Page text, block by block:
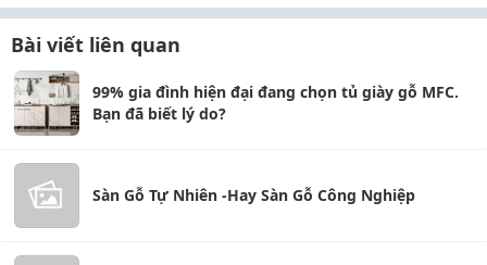
Bài viết liên quan
99% gia đình hiện đại đang chọn tủ giày gỗ MFC.
Bạn đã biết lý do?
Sàn Gỗ Tự Nhiên -Hay Sàn Gỗ Công Nghiệp